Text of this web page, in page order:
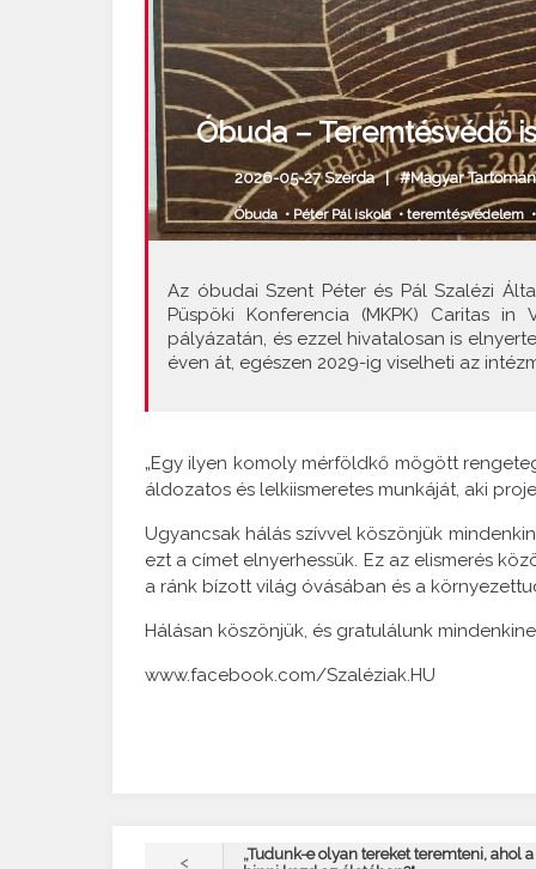
Óbuda – Teremtésvédő
2026-05-27 Szerda |#Magyar
Óbuda• Péter Pál iskola• teremtésvédelem•
Az óbudai Szent Péter és Pál Szalézi
Püspöki Konferencia (MKPK) Caritas
pályázatán, és ezzel hivatalosan is elnyerte
éven át, egészen 2029-ig viselheti az
„Egy ilyen komoly mérföldkő mögött
áldozatos és lelkiismeretes munkáját, aki
Ugyancsak hálás szívvel köszönjük
ezt a címet elnyerhessük. Ez az elismerés
a ránk bízott világ óvásában és a
Hálásan köszönjük, és gratulálunk
www.facebook.com/Szaléziak.HU
<
„Tudunk-e olyan tereket teremteni, ahol